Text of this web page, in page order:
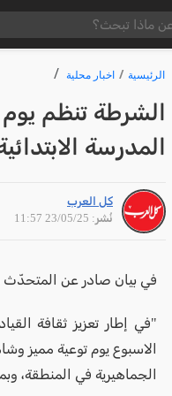
الرئيسية اخبار محلية
الشرطة تنظم
المدرسة
كل العرب
نُشر: 23/05/25 11:57
في بيان صادر عن المتحدّث
"في إطار تعزيز ثقافة
الاسبوع يوم توعية مميز
الجماهيرية في المنطقة،